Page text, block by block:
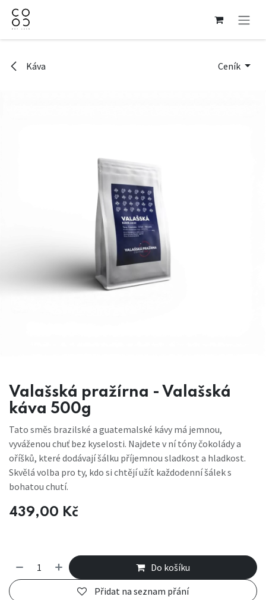
Přejít na obsah
Káva Ceník
Valašská pražírna - Valašská
káva 500g
Tato směs brazilské a guatemalské kávy má jemnou,
vyváženou chuť bez kyselosti. Najdete v ní tóny čokolády a
oříšků, které dodávají šálku příjemnou sladkost a hladkost.
Skvělá volba pro ty, kdo si chtějí užít každodenní šálek s
bohatou chutí.
439,00 Kč
Do košíku
Přidat na seznam přání